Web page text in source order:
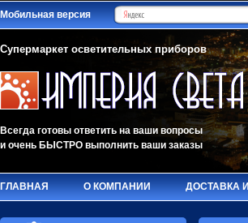
Мобильная версия
Супермаркет осветительных приборов
Всегда готовы ответить на ваши вопросы
и очень БЫСТРО выполнить ваши заказы
ГЛАВНАЯ О КОМПАНИИ ДОСТАВКА